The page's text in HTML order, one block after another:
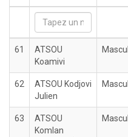
61
ATSOU
Koamivi
62
ATSOU Kodjovi
Julien
63
ATSOU
Komlan